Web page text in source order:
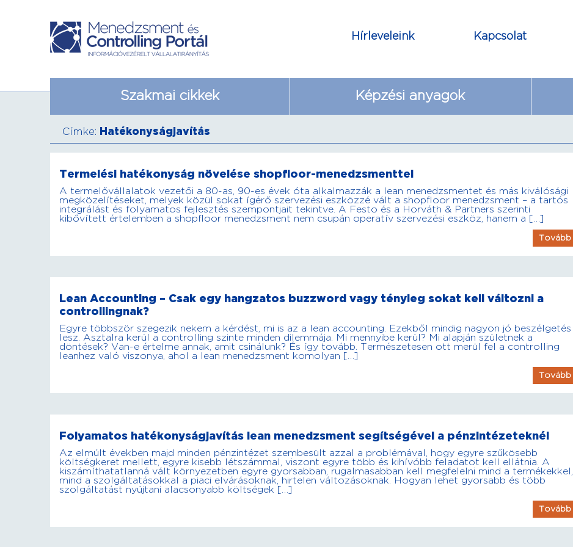
Kapcsolat
Hírleveleink
Szakmai cikkek Képzési anyagok
Címke: Hatékonyságjavítás
Termelési hatékonyság növelése shopfloor-menedzsmenttel
A termelővállalatok vezetői a 80-as, 90-es évek óta alkalmazzák a lean menedzsmentet és más kiválósági
megközelítéseket, melyek közül sokat ígérő szervezési eszközzé vált a shopfloor menedzsment – a tartós
integrálást és folyamatos fejlesztés szempontjait tekintve. A Festo és a Horváth & Partners szerinti
kibővített értelemben a shopfloor menedzsment nem csupán operatív szervezési eszköz, hanem a […]
Tovább
Lean Accounting – Csak egy hangzatos buzzword vagy tényleg sokat kell változni a
controllingnak?
Egyre többször szegezik nekem a kérdést, mi is az a lean accounting. Ezekből mindig nagyon jó beszélgetés
lesz. Asztalra kerül a controlling szinte minden dilemmája. Mi mennyibe kerül? Mi alapján születnek a
döntések? Van-e értelme annak, amit csinálunk? És így tovább. Természetesen ott merül fel a controlling
leanhez való viszonya, ahol a lean menedzsment komolyan […]
Tovább
Folyamatos hatékonyságjavítás lean menedzsment segítségével a pénzintézeteknél
Az elmúlt években majd minden pénzintézet szembesült azzal a problémával, hogy egyre szűkösebb
költségkeret mellett, egyre kisebb létszámmal, viszont egyre több és kihívóbb feladatot kell ellátnia. A
kiszámíthatatlanná vált környezetben egyre gyorsabban, rugalmasabban kell megfelelni mind a termékekkel,
mind a szolgáltatásokkal a piaci elvárásoknak, hirtelen változásoknak. Hogyan lehet gyorsabb és több
szolgáltatást nyújtani alacsonyabb költségek […]
Tovább